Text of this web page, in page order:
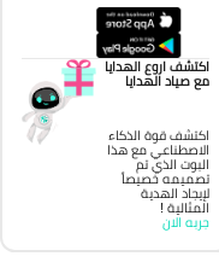
اكتشف اروع الهدايا
مع صياد الهدايا
اكتشف قوة الذكاء
الاصطناعي مع هذا
البوت الذي تم
تصميمه خصيصاً
لإيجاد الهدية
المثالية !
جربه الان